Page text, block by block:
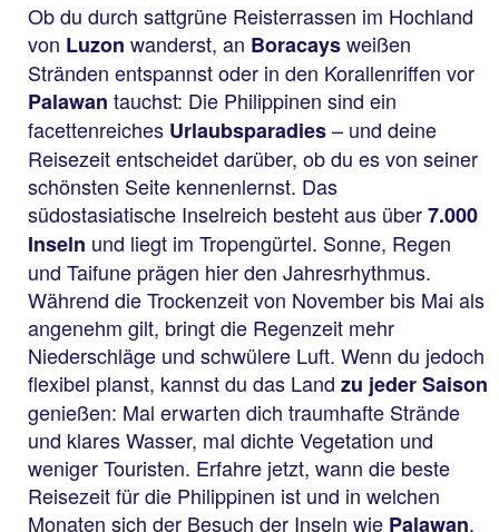
Ob du durch sattgrüne Reisterrassen im Hochland
von Luzon wanderst, an Boracaysweißen
Stränden entspannst oder in den Korallenriffen vor
Palawan tauchst: Die Philippinen sind ein
facettenreiches Urlaubsparadies– und deine
Reisezeit entscheidet darüber, ob du es von seiner
schönsten Seite kennenlernst. Das
südostasiatische Inselreich besteht aus über7.000
Inseln und liegt im Tropengürtel. Sonne, Regen
und Taifune prägen hier den Jahresrhythmus.
Während die Trockenzeit von November bis Mai als
angenehm gilt, bringt die Regenzeit mehr
Niederschläge und schwülere Luft. Wenn du jedoch
flexibel planst, kannst du das Land zu jeder Saison
genießen: Mal erwarten dich traumhafte Strände
und klares Wasser, mal dichte Vegetation und
weniger Touristen. Erfahre jetzt, wann die beste
Reisezeit für die Philippinen ist und in welchen
Monaten sich der Besuch der Inseln wie Palawan,